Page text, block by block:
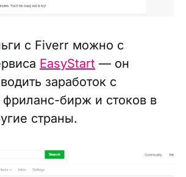
с Fiverr можно с
EasyStart — он
заработок с
бирж и стоков в
страны.